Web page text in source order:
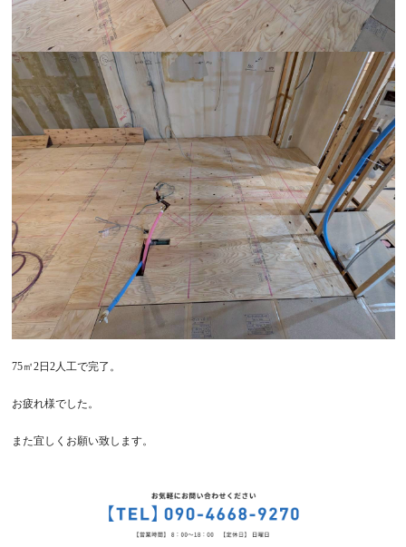
75㎡2日2人工で完了。
お疲れ様でした。
また宜しくお願い致します。